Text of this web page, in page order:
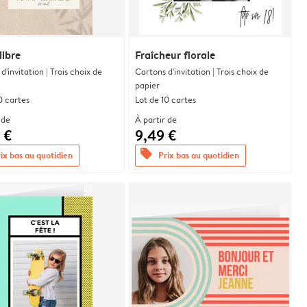
| Trois choix de
cartes
€
bas au quotidien
Fraîcheur florale
Cartons d'invitation | Trois choix de
papier
Lot de 10 cartes
À partir de
9,49 €
offers Prix bas au quotidien